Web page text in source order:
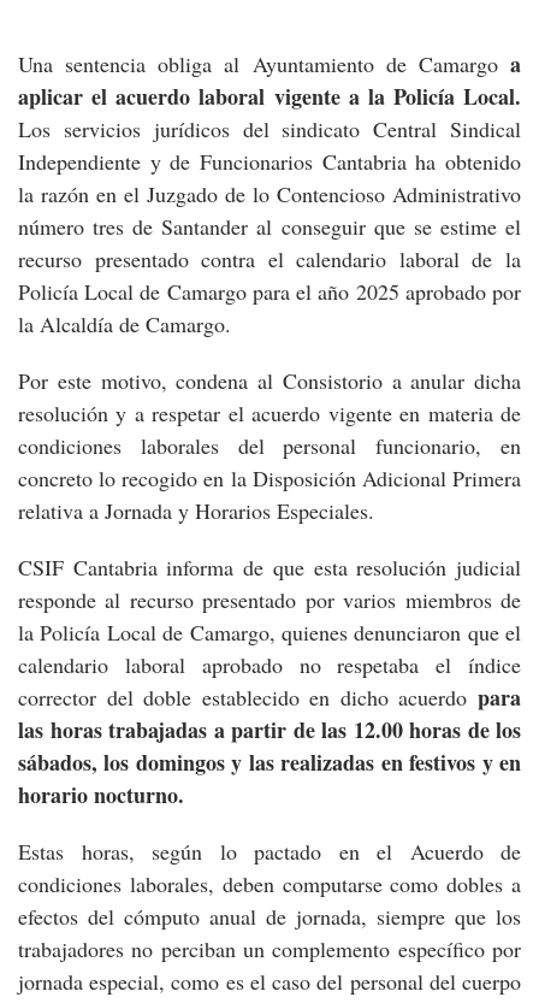
Una sentencia obliga al Ayuntamiento de Camargoa
aplicar el acuerdo laboral vigente a la Policía Local.
Los servicios jurídicos del sindicato Central Sindical
Independiente y de Funcionarios Cantabria ha obtenido
la razón en el Juzgado de lo Contencioso Administrativo
número tres de Santander al conseguir que se estime el
recurso presentado contra el calendario laboral de la
Policía Local de Camargo para el año 2025 aprobado por
la Alcaldía de Camargo.
Por este motivo, condena al Consistorio a anular dicha
resolución y a respetar el acuerdo vigente en materia de
condiciones laborales del personal funcionario, en
concreto lo recogido en la Disposición Adicional Primera
relativa a Jornada y Horarios Especiales.
CSIF Cantabria informa de que esta resolución judicial
responde al recurso presentado por varios miembros de
la Policía Local de Camargo, quienes denunciaron que el
calendario laboral aprobado no respetaba el índice
corrector del doble establecido en dicho acuerdo para
las horas trabajadas a partir de las 12.00 horas de los
sábados, los domingos y las realizadas en festivos y en
horario nocturno.
Estas horas, según lo pactado en el Acuerdo de
condiciones laborales, deben computarse como dobles a
efectos del cómputo anual de jornada, siempre que los
trabajadores no perciban un complemento específico por
jornada especial, como es el caso del personal del cuerpo